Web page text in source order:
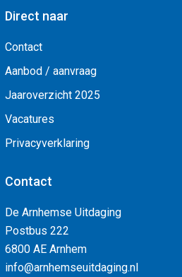
Direct naar
Contact
Aanbod / aanvraag
Jaaroverzicht 2025
Vacatures
Privacyverklaring
Contact
De Arnhemse Uitdaging
Postbus 222
6800 AE Arnhem
info@arnhemseuitdaging.nl